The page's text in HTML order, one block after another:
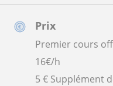
Prix
Premier cours
16€/h
5 € Supplément